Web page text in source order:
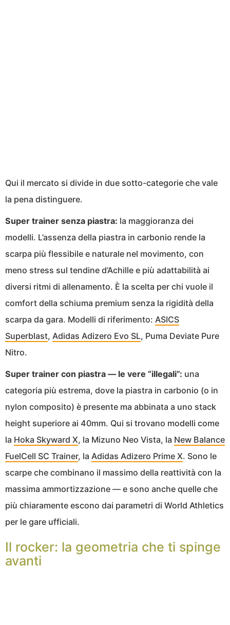
Qui il mercato si divide in due sotto-categorie che vale
la pena distinguere.
Super trainer senza piastra: la maggioranza dei
modelli. L’assenza della piastra in carbonio rende la
scarpa più flessibile e naturale nel movimento, con
meno stress sul tendine d’Achille e più adattabilità ai
diversi ritmi di allenamento. È la scelta per chi vuole il
comfort della schiuma premium senza la rigidità della
scarpa da gara. Modelli di riferimento: ASICS
Superblast, Adidas Adizero Evo SL, Puma Deviate Pure
Nitro.
Super trainer con piastra — le vere “illegali”: una
categoria più estrema, dove la piastra in carbonio (o in
nylon composito) è presente ma abbinata a uno stack
height superiore ai 40mm. Qui si trovano modelli come
la Hoka Skyward X, la Mizuno Neo Vista, la New Balance
FuelCell SC Trainer, la Adidas Adizero Prime X. Sono le
scarpe che combinano il massimo della reattività con la
massima ammortizzazione — e sono anche quelle che
più chiaramente escono dai parametri di World Athletics
per le gare ufficiali.
Il rocker: la geometria che ti spinge
avanti